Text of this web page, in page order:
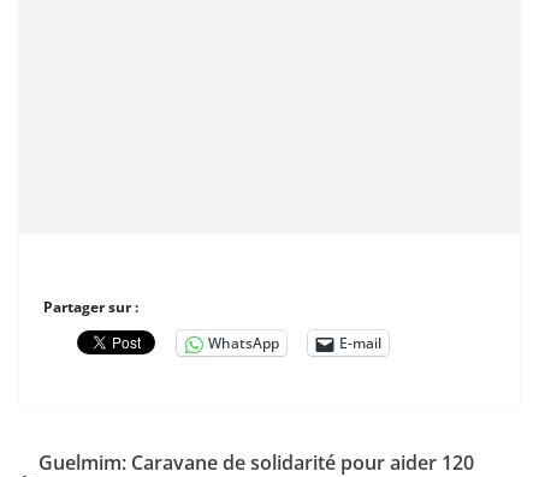
Partager sur :
WhatsApp
E-mail
Guelmim: Caravane de solidarité pour aider 120